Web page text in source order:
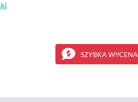
SZYBKA WYCENA